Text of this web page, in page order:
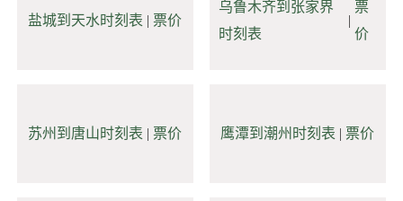
盐城到天水时刻表 |票价
乌鲁木齐到张家界
时刻表
|
票
价
苏州到唐山时刻表 |票价 鹰潭到潮州时刻表 |票价